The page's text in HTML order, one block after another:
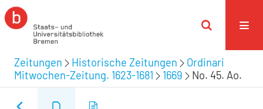
Zeitungen Historische Zeitungen
Ordinari
Mitwochen-Zeitung. 1623-1681
1669 No. 45. Ao.